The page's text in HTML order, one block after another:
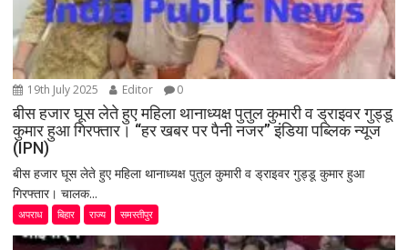
19th July 2025 Editor 0
बीस हजार घूस लेते हुए महिला थानाध्यक्ष पुतुल कुमारी व ड्राइवर गुड्डू
कुमार हुआ गिरफ्तार। “हर खबर पर पैनी नजर” इंडिया पब्लिक न्यूज
(IPN)
बीस हजार घूस लेते हुए महिला थानाध्यक्ष पुतुल कुमारी व ड्राइवर गुड्डू कुमार हुआ
गिरफ्तार। चालक...
अपराध बिहार राज्य समस्तीपुर